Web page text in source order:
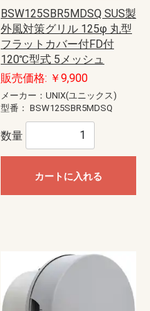
BSW125SBR5MDSQ SUS製
外風対策グリル 125φ 丸型
フラットカバー付FD付
120℃型式 5メッシュ
販売価格: ￥9,900
メーカー：UNIX(ユニックス)
型番： BSW125SBR5MDSQ
数量
カートに入れる